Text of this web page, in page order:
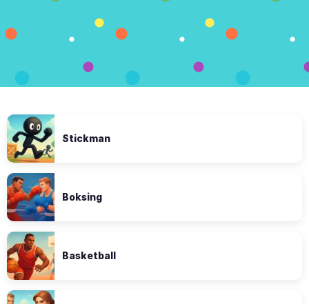
Stickman
Boksing
Basketball